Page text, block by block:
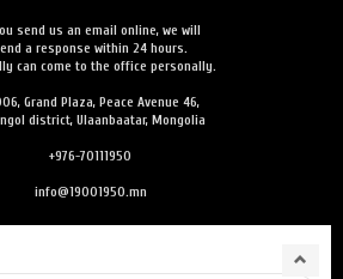
send us an email online, we will
a response within 24 hours.
can come to the office personally.
Grand Plaza, Peace Avenue 46,
district, Ulaanbaatar, Mongolia
+976-70111950
info@19001950.mn